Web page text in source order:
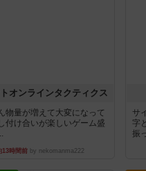
オンラインタクティクス
物量が増えて大変になって
付け合いが楽しいゲーム盛
13時間前 by nekomanma222
サ
字
振